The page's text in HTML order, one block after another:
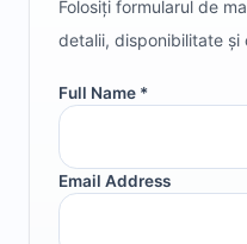
Folosiți formularul de
detalii, disponibilitate și
Full Name *
Email Address